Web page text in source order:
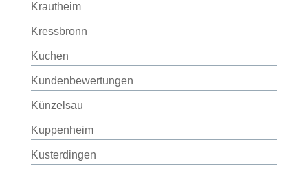
Krautheim
Kressbronn
Kuchen
Kundenbewertungen
Künzelsau
Kuppenheim
Kusterdingen